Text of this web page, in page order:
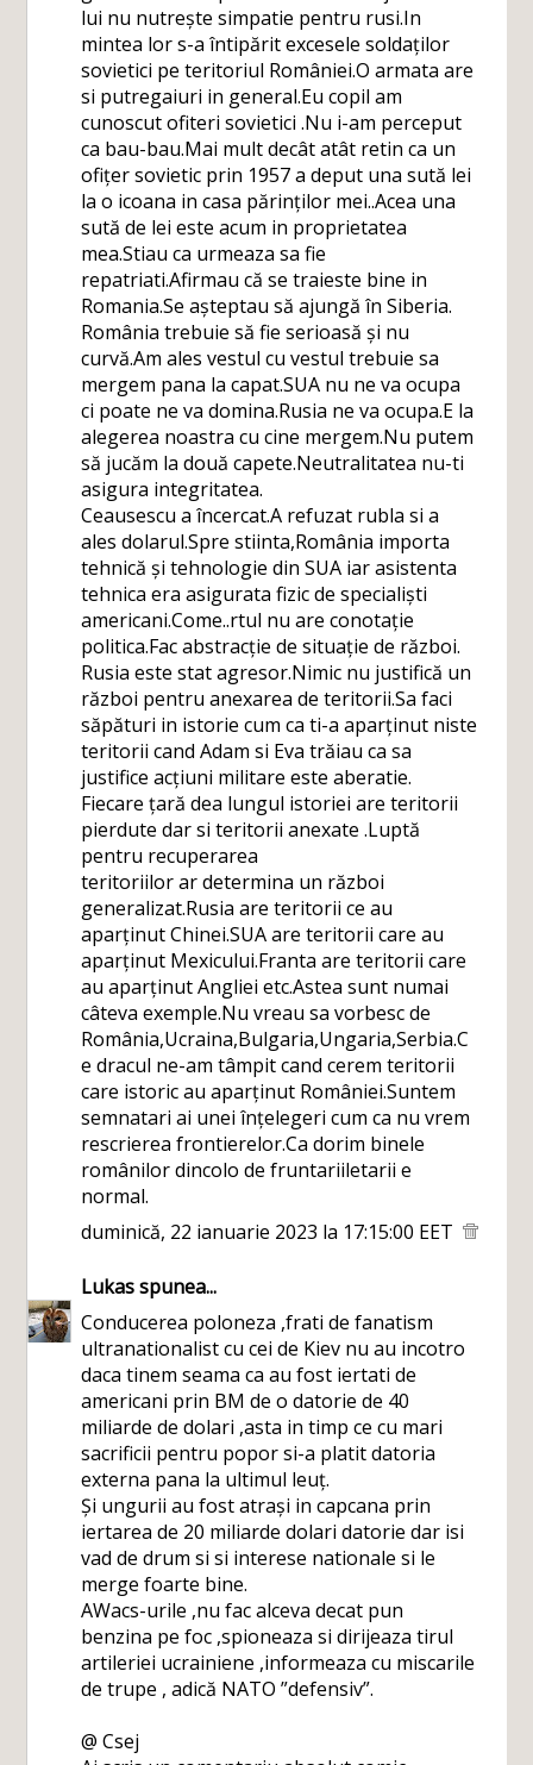
lui nu nutrește simpatie pentru rusi.In
mintea lor s-a întipărit excesele soldaților
sovietici pe teritoriul României.O armata are
si putregaiuri in general.Eu copil am
cunoscut ofiteri sovietici .Nu i-am perceput
ca bau-bau.Mai mult decât atât retin ca un
ofițer sovietic prin 1957 a deput una sută lei
la o icoana in casa părinților mei..Acea una
sută de lei este acum in proprietatea
mea.Stiau ca urmeaza sa fie
repatriati.Afirmau că se traieste bine in
Romania.Se așteptau să ajungă în Siberia.
România trebuie să fie serioasă și nu
curvă.Am ales vestul cu vestul trebuie sa
mergem pana la capat.SUA nu ne va ocupa
ci poate ne va domina.Rusia ne va ocupa.E la
alegerea noastra cu cine mergem.Nu putem
să jucăm la două capete.Neutralitatea nu-ti
asigura integritatea.
Ceausescu a încercat.A refuzat rubla si a
ales dolarul.Spre stiinta,România importa
tehnică și tehnologie din SUA iar asistenta
tehnica era asigurata fizic de specialiști
americani.Come..rtul nu are conotație
politica.Fac abstracție de situație de război.
Rusia este stat agresor.Nimic nu justifică un
război pentru anexarea de teritorii.Sa faci
săpături in istorie cum ca ti-a aparținut niste
teritorii cand Adam si Eva trăiau ca sa
justifice acțiuni militare este aberatie.
Fiecare țară dea lungul istoriei are teritorii
pierdute dar si teritorii anexate .Luptă
pentru recuperarea
teritoriilor ar determina un război
generalizat.Rusia are teritorii ce au
aparținut Chinei.SUA are teritorii care au
aparținut Mexicului.Franta are teritorii care
au aparținut Angliei etc.Astea sunt numai
câteva exemple.Nu vreau sa vorbesc de
România,Ucraina,Bulgaria,Ungaria,Serbia.C
e dracul ne-am tâmpit cand cerem teritorii
care istoric au aparținut României.Suntem
semnatari ai unei înțelegeri cum ca nu vrem
rescrierea frontierelor.Ca dorim binele
românilor dincolo de fruntariiletarii e
normal.
duminică, 22 ianuarie 2023 la 17:15:00 EET
Lukasspunea...
Conducerea poloneza ,frati de fanatism
ultranationalist cu cei de Kiev nu au incotro
daca tinem seama ca au fost iertati de
americani prin BM de o datorie de 40
miliarde de dolari ,asta in timp ce cu mari
sacrificii pentru popor si-a platit datoria
externa pana la ultimul leuț.
Și ungurii au fost atrași in capcana prin
iertarea de 20 miliarde dolari datorie dar isi
vad de drum si si interese nationale si le
merge foarte bine.
AWacs-urile ,nu fac alceva decat pun
benzina pe foc ,spioneaza si dirijeaza tirul
artileriei ucrainiene ,informeaza cu miscarile
de trupe , adică NATO ”defensiv”.
@ Csej